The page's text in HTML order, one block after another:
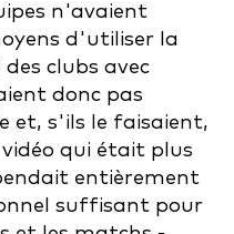
n'avaient
d'utiliser la
clubs avec
donc pas
et, s'ils le faisaient,
qui était plus
entièrement
suffisant pour